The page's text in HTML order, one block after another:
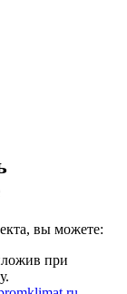
вы можете:
при